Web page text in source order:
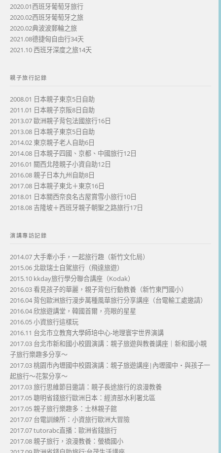
2020.01西班牙葡萄牙旅行
2020.02西班牙葡萄牙之旅
2020.02典波波郵輪之旅
2021.08德捷匈自由行34天
2021.10 西班牙深度之旅14天
親子旅行記錄
2008.01 日本親子東京5日自助
2011.01 日本親子京阪8日自助
2013.07 歐洲親子背包法國旅行16日
2013.08 日本親子東京5日自助
2014.02 東京親子老人自助6日
2014.08 日本親子四國、京都、中國旅行12日
2016.01 關西北陸親子小資自助12日
2016.08 親子日本九州自助8日
2017.08 日本親子東北＋東京16日
2018.01 日本關西奈良名古屋賞雪小旅行10日
2018.08 吉隆坡＋西班牙親子朝聖之路旅行17日
演講專訪記錄
2014.07 大手牽小手，一起旅行趣（新竹文化局）
2015.06 北歐瑞士自駕旅行（飛達旅遊）
2015.10 kkday旅行學分聯合講座（Kodak）
2016.03 看見孩子的華麗，親子背包行動教養（新竹東門國小）
2016.04 背包歐洲旅行漫步萬種風華旅行分享講座（台電輸工處邀請）
2016.04 欣旅遊講堂，韓國首爾，亮眼的星星
2016.05 小資旅行這樣玩
2016.11 台北市立教育大學師培中心-地理寰宇世界演講
2017.03 台北市新和國小校園演講：親子旅遊與教養講座｜新和國小親
子旅行樂趣多分享～
2017.03 桃園市內壢國中校園演講：親子旅遊講座|內壢國中・與孩子一
起旅行～花絮分享～
2017.03 旅行思維節目邀請：親子長途旅行的浪漫教養
2017.05 聰明省錢旅行歐洲日本：經濟部水利署北區
2017.05 親子旅行樂趣多：士林親子館
2017.07 台電訓練所：小資旅行歐洲大冒險
2017.07 tutorabc直播：歐洲省錢旅行
2017.08 親子旅行，浪漫教養：螢橋國小